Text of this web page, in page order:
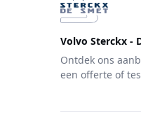
Volvo Sterckx -
Ontdek ons
een offerte of